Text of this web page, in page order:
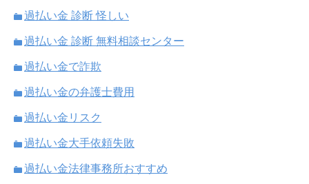
過払い金 診断 怪しい
過払い金 診断 無料相談センター
過払い金で詐欺
過払い金の弁護士費用
過払い金リスク
過払い金大手依頼失敗
過払い金法律事務所おすすめ